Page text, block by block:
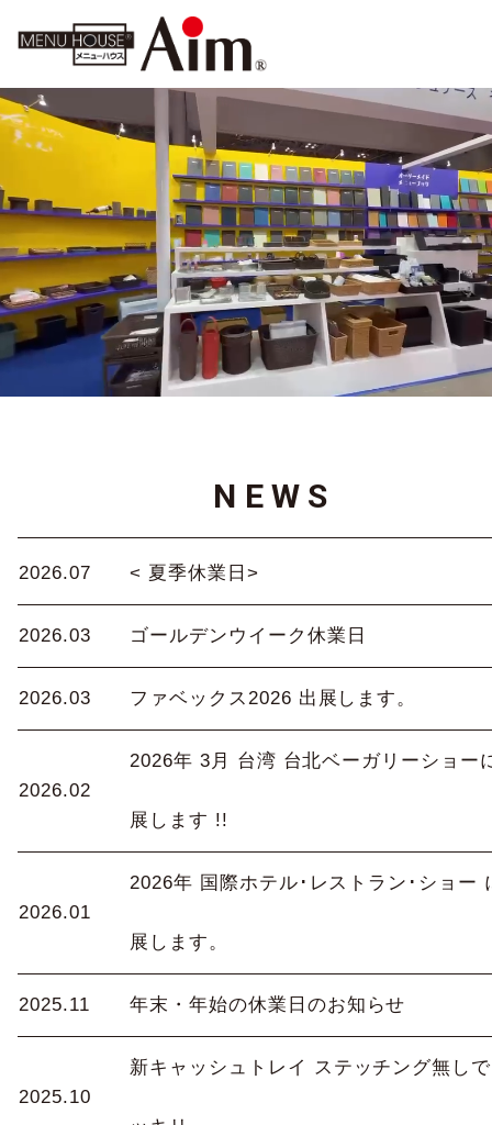
NEWS
2026.07 < 夏季休業日>
2026.03 ゴールデンウイーク休業日
2026.03 ファベックス2026 出展します。
2026.02
2026年 3月 台湾 台北ベーガリーショー
展します !!
2026.01
2026年 国際ホテル･レストラン･ショー
展します。
2025.11 年末・年始の休業日のお知らせ
2025.10
新キャッシュトレイ ステッチング無し